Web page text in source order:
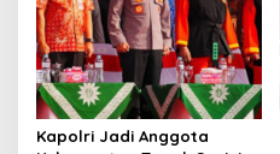
Kapolri Jadi Anggota